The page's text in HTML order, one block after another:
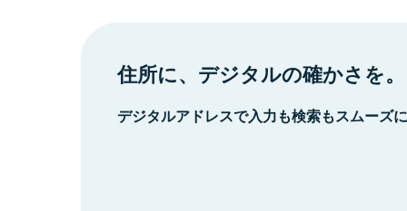
住所に、デジタルの確かさを。
デジタルアドレスで入力も検索もスムーズ